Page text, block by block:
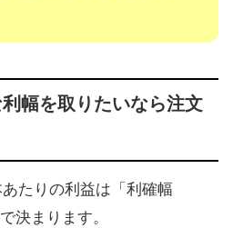
幅を取りたいなら注文
たりの利益は「利確幅
決まります。